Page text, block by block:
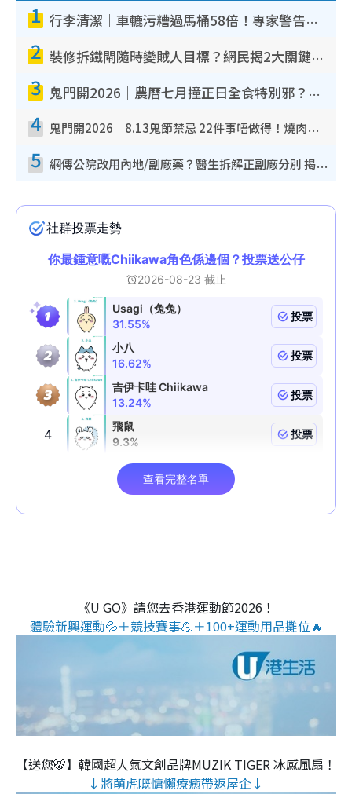
1 行李清潔｜車轆污糟過馬桶58倍！專家警告忌用酒精抹 教1招免污手除菌
2 裝修拆鐵閘隨時變賊人目標？網民揭2大關鍵用途：裝新式等於白裝？附新舊鐵閘分別
3 鬼門開2026｜農曆七月撞正日全食特別邪？專家警告切忌做一事！揭4大禁忌+2招保平安
4 鬼門開2026｜8.13鬼節禁忌 22件事唔做得！燒肉、刺身要少食？半夜勿吹口哨/打呢個電話
5 網傳公院改用內地/副廠藥？醫生拆解正副廠分別 揭4類人換藥隨時出事
《U GO》請您去香港運動節2026！
體驗新興運動💦＋競技賽事💪＋100+運動用品攤位🔥
【送您🐯】韓國超人氣文創品牌MUZIK TIGER 冰感風扇！
↓將萌虎嘅慵懶療癒帶返屋企↓